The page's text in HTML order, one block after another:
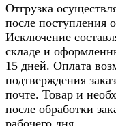
Отгрузка
после поступления
Исключение
складе и
15 дней. Оплата
подтверждения
почте. Товар и
после обработки
рабочего дня.